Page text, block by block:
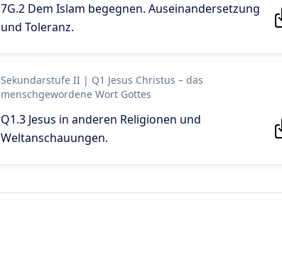
7G.2 Dem Islam begegnen. Auseinandersetzung
und Toleranz.
Sekundarstufe II | Q1 Jesus Christus – das
menschgewordene Wort Gottes
Q1.3 Jesus in anderen Religionen und
Weltanschauungen.